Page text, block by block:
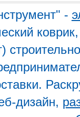
-
дизайн,